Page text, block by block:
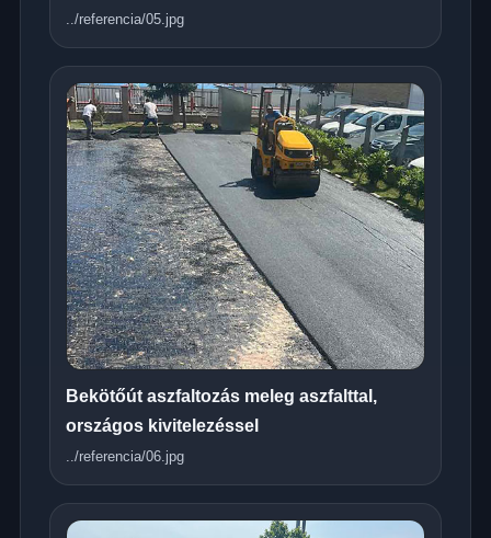
../referencia/05.jpg
Bekötőút aszfaltozás meleg aszfalttal,
országos kivitelezéssel
../referencia/06.jpg